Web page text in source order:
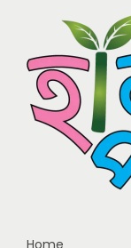
Home